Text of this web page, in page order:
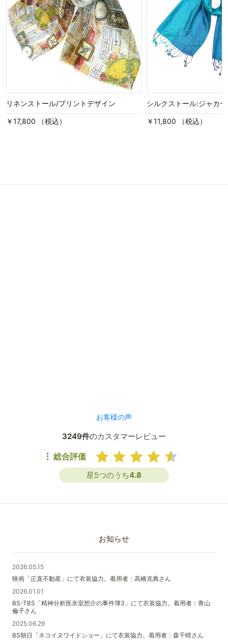
リネンストール/プリントデザイン
￥17,800 （税込）
シルクストール:ジャカ
￥11,800 （税込）
お客様の声
3249件のカスタマーレビュー
総合評価
星5つのうち4.8
お知らせ
2026.05.15
映画「正直不動産」にて衣装協力。着用者：高橋克典さん
2026.01.01
BS-TBS「精神分析医氷室想介の事件簿3」にて衣装協力。着用者：青山
倫子さん
2025.06.29
BS朝日「ネコイヌワイドショー」にて衣装協力。着用者：森千晴さん